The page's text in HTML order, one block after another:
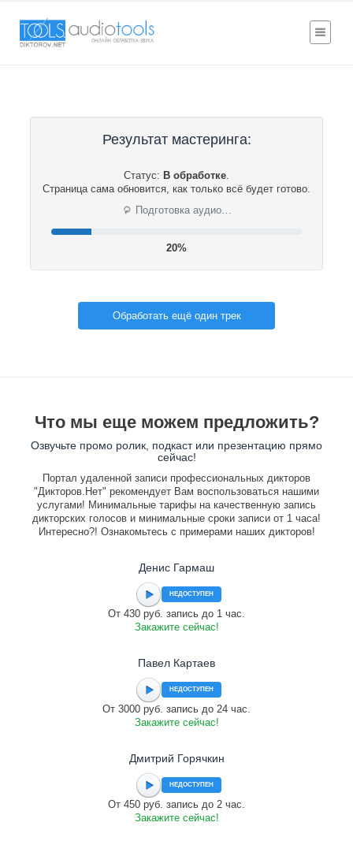
Результат мастеринга:
Статус: В обработке.
Страница сама обновится, как только всё будет готово.
⟳ Подготовка аудио…
20%
Обработать ещё один трек
Что мы еще можем предложить?
Озвучьте промо ролик, подкаст или презентацию прямо
сейчас!
Портал удаленной записи профессиональных дикторов
"Дикторов.Нет" рекомендует Вам воспользоваться нашими
услугами! Минимальные тарифы на качественную запись
дикторских голосов и минимальные сроки записи от 1 часа!
Интересно?! Ознакомьтесь с примерами наших дикторов!
Денис Гармаш
НЕДОСТУПЕН
От 430 руб. запись до 1 час.
Закажите сейчас!
Павел Картаев
НЕДОСТУПЕН
От 3000 руб. запись до 24 час.
Закажите сейчас!
Дмитрий Горячкин
НЕДОСТУПЕН
От 450 руб. запись до 2 час.
Закажите сейчас!